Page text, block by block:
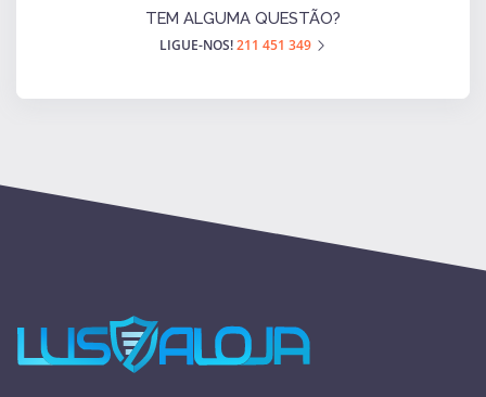
TEM ALGUMA QUESTÃO?
LIGUE-NOS!211 451 349